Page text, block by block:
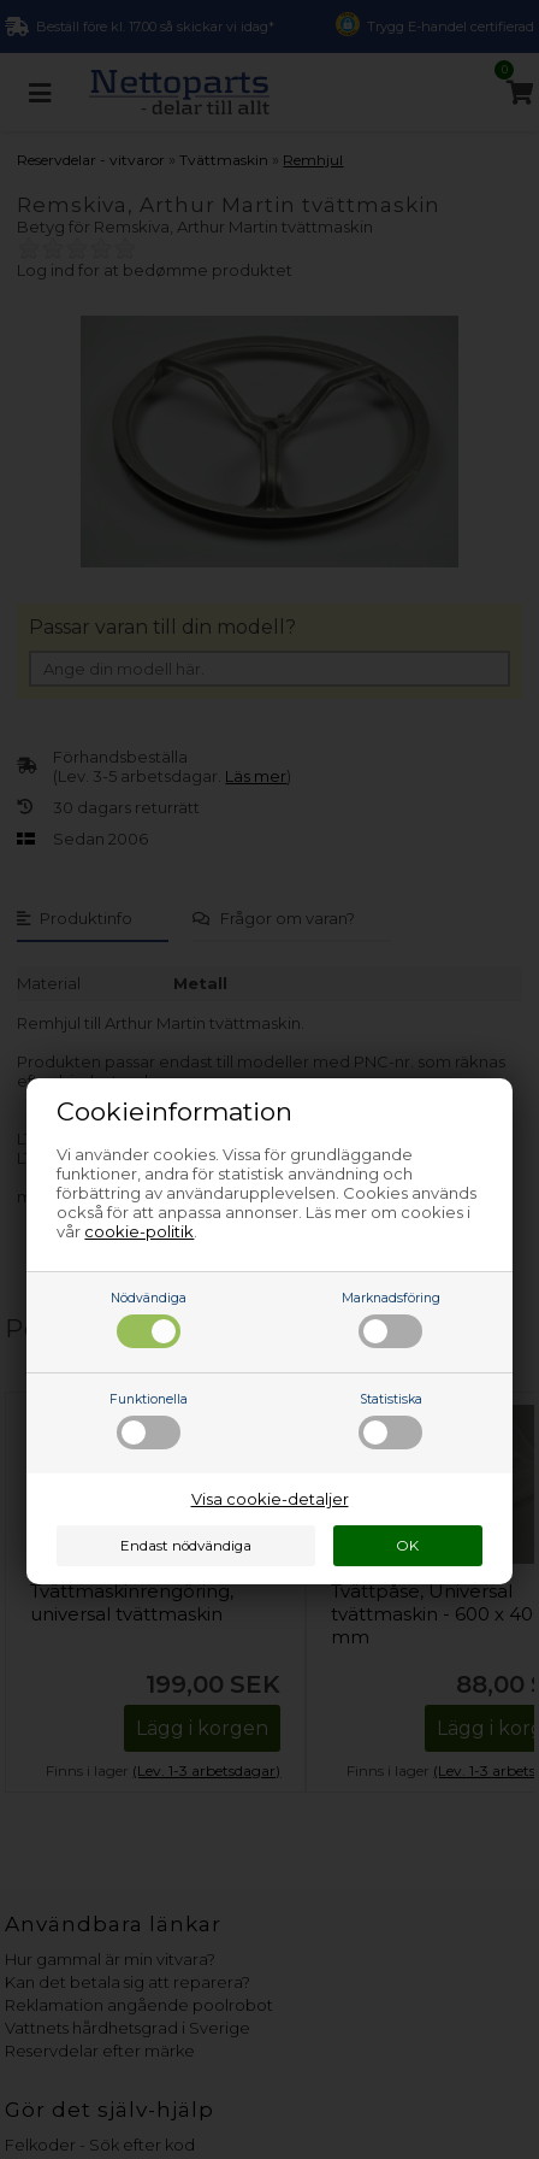
Cookieinformation
Vi använder cookies. Vissa för grundläggande
funktioner, andra för statistisk användning och
förbättring av användarupplevelsen. Cookies används
också för att anpassa annonser. Läs mer om cookies i
vår cookie-politik
Nödvändiga Marknadsföring
Funktionella Statistiska
Visa cookie-detaljer
Beställ före kl. 17.00 så skickar vi idag* Trygg E-handel certifierad
0
Reservdelar - vitvaror »Tvättmaskin » Remhjul
Remskiva, Arthur Martin tvättmaskin
Betyg för Remskiva, Arthur Martin tvättmaskin
Log ind for at bedømme produktet
Produktinfo Frågor om varan?
Material Metall
Remhjul till Arthur Martin tvättmaskin.
Produkten passar endast till modeller med PNC-nr. som räknas
efter bindestreck.
LT0824-1 - 913718151-00
LT0842-1 - 913717541-00
med flera…
Förhandsbeställa
(Lev. 3-5 arbetsdagar. Läs mer)
30 dagars returrätt
Sedan 2006
Passar varan till din modell?
Populära relaterade produkter
Tvättmaskinrengöring,
universal tvättmaskin
199,00 SEK
Lägg i korgen
Finns i lager (Lev. 1-3 arbetsdagar)
Tvättpåse, Universal
tvättmaskin - 600 x
mm
88,00
Lägg i
Finns i lager (Lev. 1-3
Användbara länkar
Hur gammal är min vitvara?
Kan det betala sig att reparera?
Reklamation angående poolrobot
Vattnets hårdhetsgrad i Sverige
Reservdelar efter märke
Gör det själv-hjälp
Felkoder - Sök efter kod